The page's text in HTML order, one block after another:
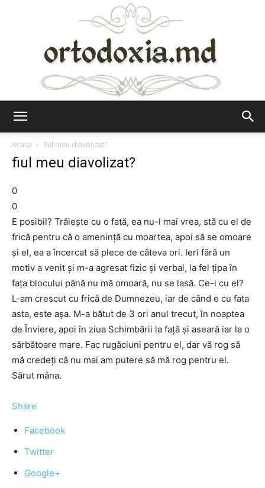
Acasă
fiul meu diavolizat?
fiul meu diavolizat?
0
0
E posibil? Trăieşte cu o fată, ea nu-l mai vrea, stă cu el de
frică pentru că o ameninţă cu moartea, apoi să se omoare
şi el, ea a încercat să plece de câteva ori. Ieri fără un
motiv a venit şi m-a agresat fizic şi verbal, la fel ţipa în
faţa blocului până nu mă omoară, nu se lasă. Ce-i cu el?
L-am crescut cu frică de Dumnezeu, iar de când e cu fata
asta, este aşa. M-a bătut de 3 ori anul trecut, în noaptea
de Înviere, apoi în ziua Schimbării la faţă şi aseară iar la o
sărbătoare mare. Fac rugăciuni pentru el, dar vă rog să
mă credeţi că nu mai am putere să mă rog pentru el.
Sărut mâna.
Share
Facebook
Twitter
Google+